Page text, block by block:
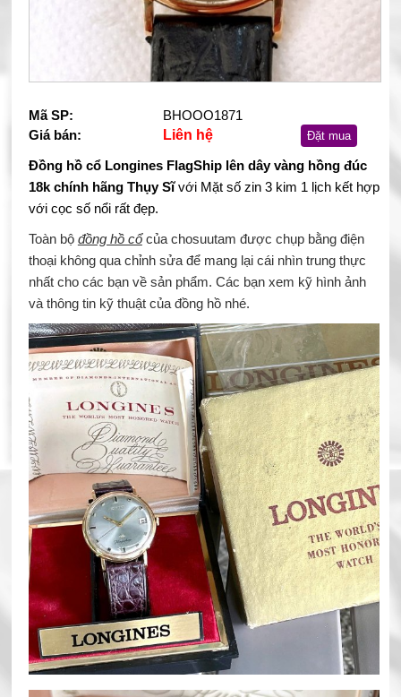
Mã SP:
BHOOO1871
Giá bán:
Liên hệ Đặt mua
Đồng hồ cổ Longines FlagShip lên dây vàng hồng đúc
18k chính hãng Thụy Sĩvới Mặt số zin 3 kim 1 lịch kết hợp
với cọc số nổi rất đẹp.
Toàn bộ đồng hồ cổcủa chosuutam được chụp bằng điện
thoại không qua chỉnh sửa để mang lại cái nhìn trung thực
nhất cho các bạn về sản phẩm. Các bạn xem kỹ hình ảnh
và thông tin kỹ thuật của đồng hồ nhé.